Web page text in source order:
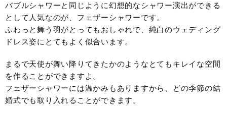
バブルシャワーと同じように幻想的なシャワー演出ができる
として人気なのが、フェザーシャワーです。
ふわっと舞う羽がとってもおしゃれで、純白のウェディング
ドレス姿にとてもよく似合います。
まるで天使が舞い降りてきたかのようなとてもキレイな空間
を作ることができますよ。
フェザーシャワーには温かみもありますから、どの季節の結
婚式でも取り入れることができます。